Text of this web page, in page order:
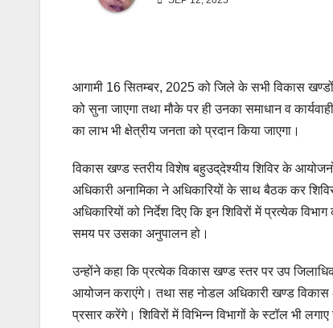
आगामी 16 सितम्बर, 2025 को जिले के सभी विकास
को सुना जाएगा तथा मौके पर ही उनका समाधान व
का लाभ भी क्षेत्रीय जनता को प्रदान किया जाएगा।
विकास खण्ड स्तरीय विशेष बहुउद्‌देश्यीय शिविर के
अधिकारी अनामिका ने अधिकारियों के साथ बैठक कर
अधिकारियों को निर्देश दिए कि इन शिविरों में प्रत्येक
समय पर उसका अनुपालन हो।
उन्होंने कहा कि प्रत्येक विकास खण्ड स्तर पर उप
आयोजन कराएंगे। तथा सह नोडल अधिकारी खण्ड विकास
प्रसार करेंगे। शिविरों में विभिन्न विभागों के स्टॉल भी